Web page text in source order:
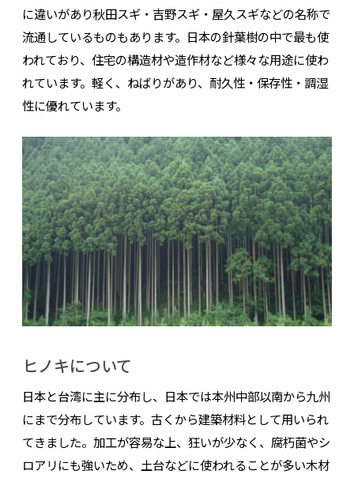
に違いがあり秋田スギ・吉野スギ・屋久スギなどの名称で
流通しているものもあります。日本の針葉樹の中で最も使
われており、住宅の構造材や造作材など様々な用途に使わ
れています。軽く、ねばりがあり、耐久性・保存性・調湿
性に優れています。
ヒノキについて
日本と台湾に主に分布し、日本では本州中部以南から九州
にまで分布しています。古くから建築材料として用いられ
てきました。加工が容易な上、狂いが少なく、腐朽菌やシ
ロアリにも強いため、土台などに使われることが多い木材